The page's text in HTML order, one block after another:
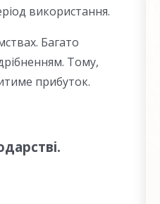
використання.
Багато
Тому,
прибуток.